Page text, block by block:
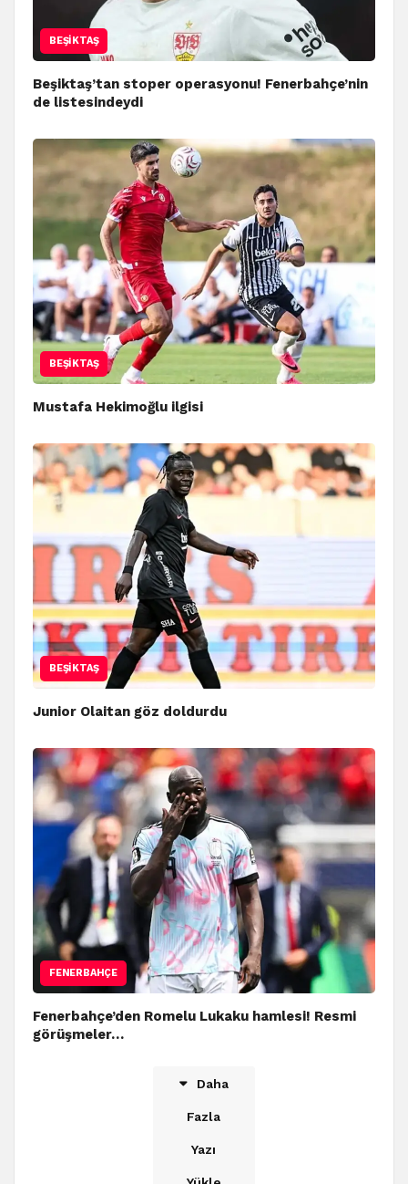
BEŞIKTAŞ
Beşiktaş’tan stoper operasyonu! Fenerbahçe’nin
de listesindeydi
BEŞIKTAŞ
Mustafa Hekimoğlu ilgisi
BEŞIKTAŞ
Junior Olaitan göz doldurdu
FENERBAHÇE
Fenerbahçe’den Romelu Lukaku hamlesi! Resmi
görüşmeler…
Daha
Fazla
Yazı